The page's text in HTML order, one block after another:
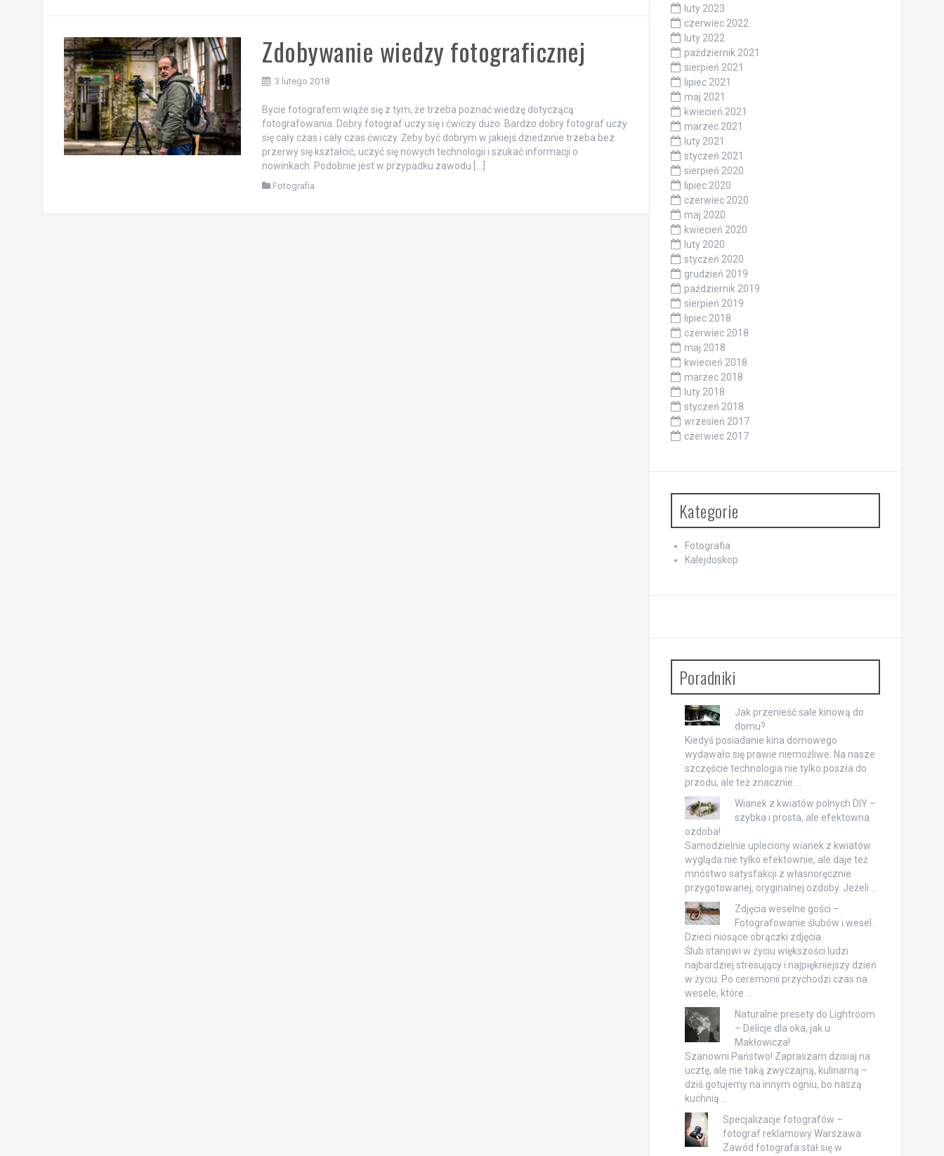
Zdobywanie wiedzy fotograficznej
3 lutego 2018
Bycie fotografem wiąże się z tym, że trzeba poznać wiedzę dotyczącą
fotografowania. Dobry fotograf uczy się i ćwiczy dużo. Bardzo dobry fotograf uczy
się cały czas i cały czas ćwiczy. Żeby być dobrym w jakiejś dziedzinie trzeba bez
przerwy się kształcić, uczyć się nowych technologii i szukać informacji o
nowinkach. Podobnie jest w przypadku zawodu […]
Fotografia
luty 2023
czerwiec 2022
luty 2022
październik 2021
sierpień 2021
lipiec 2021
maj 2021
kwiecień 2021
marzec 2021
luty 2021
styczeń 2021
sierpień 2020
lipiec 2020
czerwiec 2020
maj 2020
kwiecień 2020
luty 2020
styczeń 2020
grudzień 2019
październik 2019
sierpień 2019
lipiec 2018
czerwiec 2018
maj 2018
kwiecień 2018
marzec 2018
luty 2018
styczeń 2018
wrzesień 2017
czerwiec 2017
Kategorie
Fotografia
Kalejdoskop
Poradniki
Jak przenieść sale kinową do
domu?
Kiedyś posiadanie kina domowego
wydawało się prawie niemożliwe. Na nasze
szczęście technologia nie tylko poszła do
przodu, ale też znacznie …
Wianek z kwiatów polnych DIY –
szybka i prosta, ale efektowna
ozdoba!
Samodzielnie upleciony wianek z kwiatów
wygląda nie tylko efektownie, ale daje też
mnóstwo satysfakcji z własnoręcznie
przygotowanej, oryginalnej ozdoby. Jeżeli …
Zdjęcia weselne gości –
Fotografowanie ślubów i wesel.
Dzieci niosące obrączki zdjęcia
Ślub stanowi w życiu większości ludzi
najbardziej stresujący i najpiękniejszy dzień
w życiu. Po ceremonii przychodzi czas na
wesele, które …
Naturalne presety do Lightroom
– Delicje dla oka, jak u
Makłowicza!
Szanowni Państwo! Zapraszam dzisiaj na
ucztę, ale nie taką zwyczajną, kulinarną –
dziś gotujemy na innym ogniu, bo naszą
kuchnią …
Specjalizacje fotografów –
fotograf reklamowy Warszawa
Zawód fotografa stał się w